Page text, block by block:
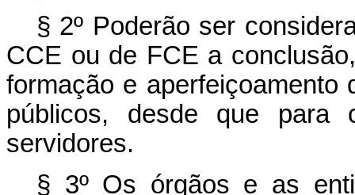
§ 2º Poderão ser
CCE ou de FCE a
formação e
públicos, desde que para
servidores.
§ 3º Os órgãos e as